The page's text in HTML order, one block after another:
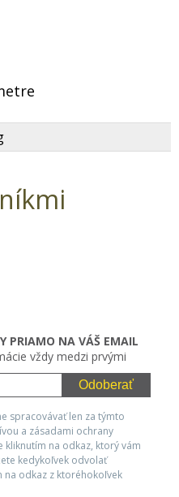
PRIAMO NA VÁŠ EMAIL
vždy medzi prvými
Odoberať
spracovávať len za týmto
a zásadami ochrany
na odkaz, ktorý vám
kedykoľvek odvolať
odkaz z ktoréhokoľvek